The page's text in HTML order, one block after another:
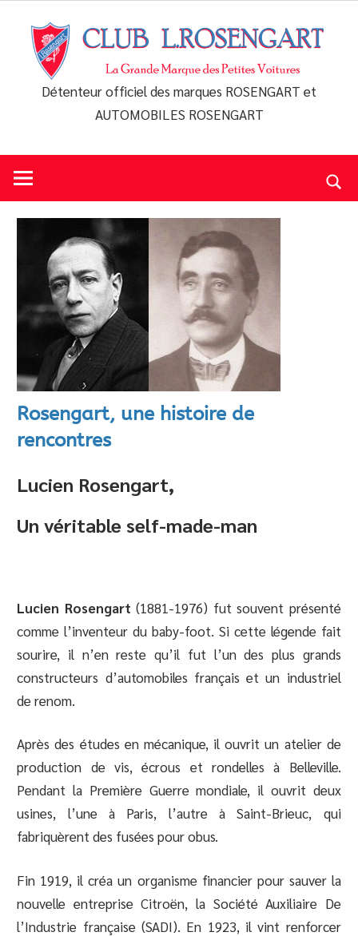
content
Club
L.Rosengart
Détenteur officiel des marques ROSENGART et
AUTOMOBILES ROSENGART
Rosengart, une histoire de
rencontres
Lucien Rosengart,
Un véritable self-made-man
Lucien Rosengart(1881-1976) fut souvent présenté
comme l’inventeur du baby-foot. Si cette légende fait
sourire, il n’en reste qu’il fut l’un des plus grands
constructeurs d’automobiles français et un industriel
de renom.
Après des études en mécanique, il ouvrit un atelier de
production de vis, écrous et rondelles à Belleville.
Pendant la Première Guerre mondiale, il ouvrit deux
usines, l’une à Paris, l’autre à Saint-Brieuc, qui
fabriquèrent des fusées pour obus.
Fin 1919, il créa un organisme financier pour sauver la
nouvelle entreprise Citroën, la Société Auxiliaire De
l’Industrie française (SADI). En 1923, il vint renforcer